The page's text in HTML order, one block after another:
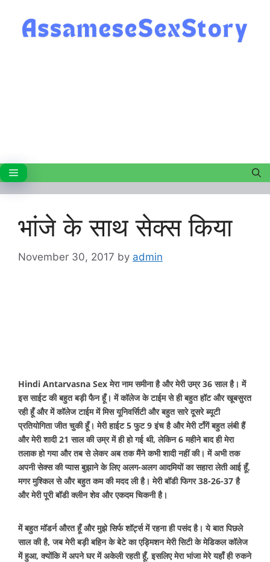
content
Menu
भांजे के साथ सेक्स किया
November 30, 2017 by admin
Hindi Antarvasna Sex मेरा नाम समीना है और मेरी उम्र 36 साल है। में
इस साईट की बहुत बड़ी फैन हूँ। में कॉलेज के टाईम से ही बहुत हॉट और खूबसुरत
रही हूँ और में कॉलेज टाईम में मिस यूनिवर्सिटी और बहुत सारे दूसरे ब्यूटी
प्रतियोगिता जीत चुकी हूँ। मेरी हाईट 5 फुट 9 इंच है और मेरी टाँगें बहुत लंबी हैं
और मेरी शादी 21 साल की उम्र में ही हो गई थी, लेकिन 6 महीने बाद ही मेरा
तलाक हो गया और तब से लेकर अब तक मैंने कभी शादी नहीं की। में अभी तक
अपनी सेक्स की प्यास बुझाने के लिए अलग-अलग आदमियों का सहारा लेती आई हूँ,
मगर मुश्किल से और बहुत कम की मदद ली है। मेरी बॉडी फिगर 38-26-37 है
और मेरी पूरी बॉडी क्लीन शेव और एकदम चिकनी है।
में बहुत मॉडर्न औरत हूँ और मुझे सिर्फ शॉर्ट्स में रहना ही पसंद है। ये बात पिछले
साल की है, जब मेरी बड़ी बहिन के बेटे का एड्मिशन मेरी सिटी के मेडिकल कॉलेज
में हुआ, क्योंकि में अपने घर में अकेली रहती हूँ, इसलिए मेरा भांजा मेरे यहाँ ही रुकने